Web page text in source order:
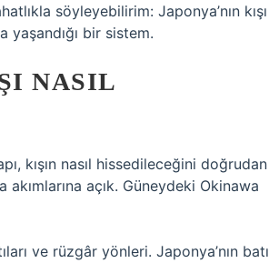
söyleyebilirim: Japonya’nın kışı
yaşandığı bir sistem.
NASIL
kışın nasıl hissedileceğini doğrudan
açık. Güneydeki Okinawa
ve rüzgâr yönleri. Japonya’nın batı